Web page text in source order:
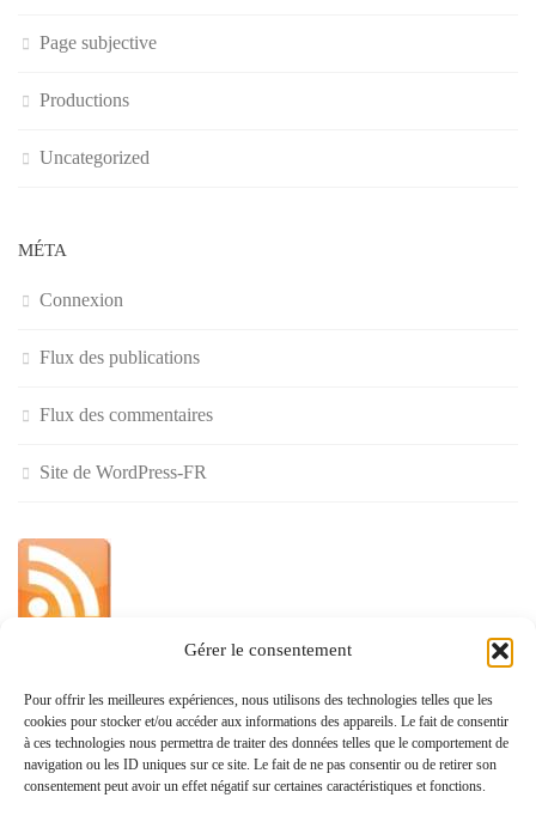
Gérer le consentement
Pour offrir les meilleures expériences, nous utilisons des technologies telles que les
cookies pour stocker et/ou accéder aux informations des appareils. Le fait de consentir
à ces technologies nous permettra de traiter des données telles que le comportement de
navigation ou les ID uniques sur ce site. Le fait de ne pas consentir ou de retirer son
consentement peut avoir un effet négatif sur certaines caractéristiques et fonctions.
Page subjective
Productions
Uncategorized
MÉTA
Connexion
Flux des publications
Flux des commentaires
Site de WordPress-FR
»
Politique de confidentialité